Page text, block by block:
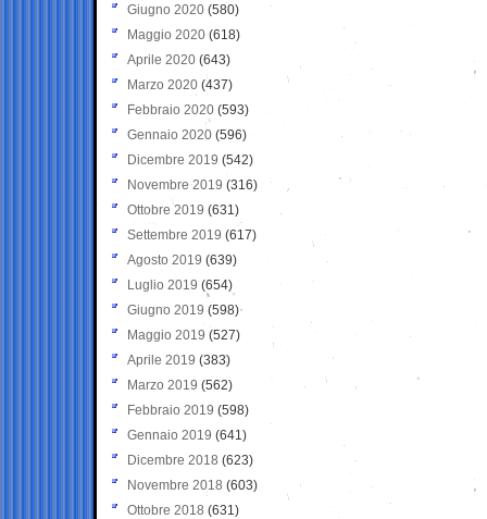
Giugno 2020 (580)
Maggio 2020 (618)
Aprile 2020 (643)
Marzo 2020 (437)
Febbraio 2020 (593)
Gennaio 2020 (596)
Dicembre 2019 (542)
Novembre 2019 (316)
Ottobre 2019 (631)
Settembre 2019 (617)
Agosto 2019 (639)
Luglio 2019 (654)
Giugno 2019 (598)
Maggio 2019 (527)
Aprile 2019 (383)
Marzo 2019 (562)
Febbraio 2019 (598)
Gennaio 2019 (641)
Dicembre 2018 (623)
Novembre 2018 (603)
Ottobre 2018 (631)